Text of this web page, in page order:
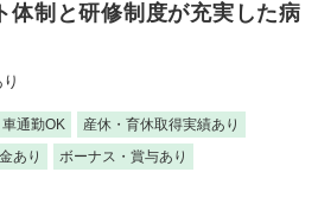
体制と研修制度が充実した病
車通勤OK
産休・育休取得実績あり
あり
ボーナス・賞与あり